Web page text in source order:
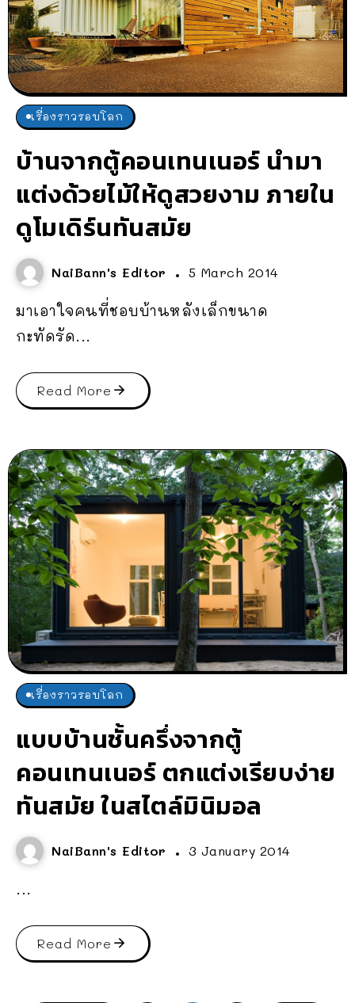
เรื่องราวรอบโลก
บ้านจากตู้คอนเทนเนอร์ นำมา
แต่งด้วยไม้ให้ดูสวยงาม ภายใน
ดูโมเดิร์นทันสมัย
NaiBann's Editor 5 March 2014
มาเอาใจคนที่ชอบบ้านหลังเล็กขนาด
กะทัดรัด...
Read More
เรื่องราวรอบโลก
แบบบ้านชั้นครึ่งจากตู้
คอนเทนเนอร์ ตกแต่งเรียบง่าย
ทันสมัย ในสไตล์มินิมอล
NaiBann's Editor 3 January 2014
...
Read More